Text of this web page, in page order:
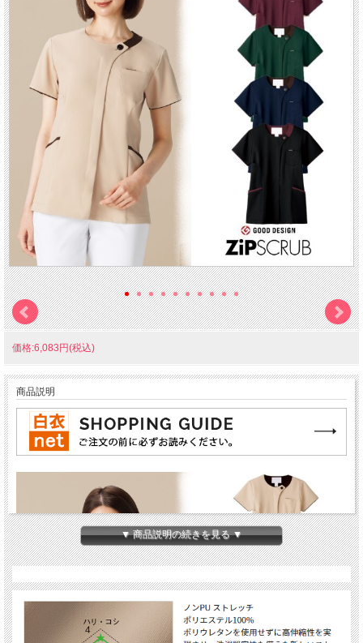
価格:6,083円(税込)
商品説明
▼ 商品説明の続きを見る ▼